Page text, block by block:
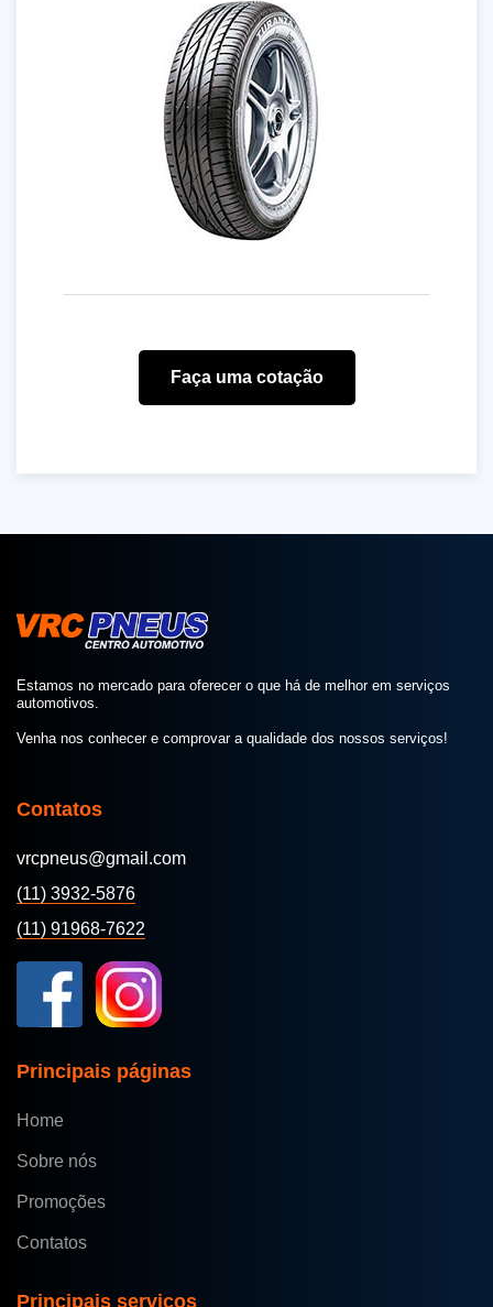
Faça uma cotação
Estamos no mercado para oferecer o que há de melhor em serviços
automotivos.
Venha nos conhecer e comprovar a qualidade dos nossos serviços!
Contatos
vrcpneus@gmail.com
(11) 3932-5876
(11) 91968-7622
Principais páginas
Home
Sobre nós
Promoções
Contatos
Principais serviços